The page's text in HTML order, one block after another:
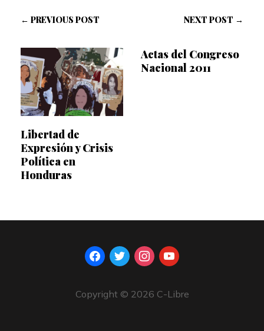
← PREVIOUS POST
Libertad de
Expresión y Crisis
Política en
Honduras
NEXT POST →
Actas del Congreso
Nacional 2011
facebook
twitterinstagram
youtube
Copyright © 2026 C-Libre